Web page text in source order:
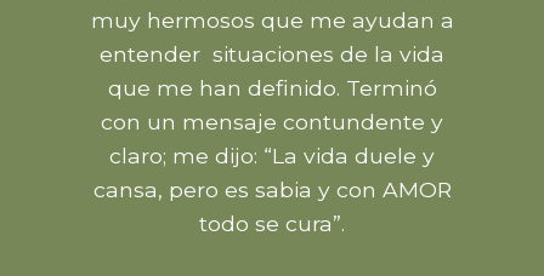
muy hermosos que me ayudan a
entender situaciones de la vida
que me han definido. Terminó
con un mensaje contundente y
claro; me dijo: “La vida duele y
cansa, pero es sabia y con AMOR
todo se cura”.